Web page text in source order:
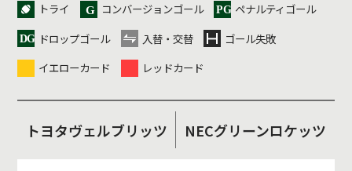
トライ コンバージョンゴール
ペナルティゴール
ドロップゴール
入替・交替
ゴール失敗
イエローカード
レッドカード
トヨタヴェルブリッツ NECグリーンロケッツ